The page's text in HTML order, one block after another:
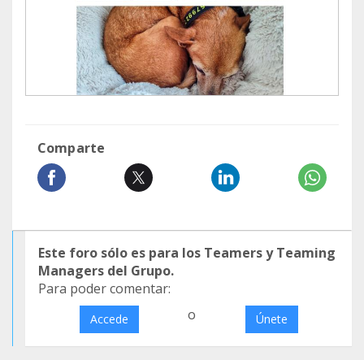
Comparte
Este foro sólo es para los Teamers y Teaming
Managers del Grupo.
Para poder comentar:
Accede o Únete